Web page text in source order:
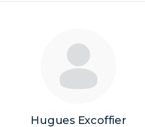
Hugues Excoffier